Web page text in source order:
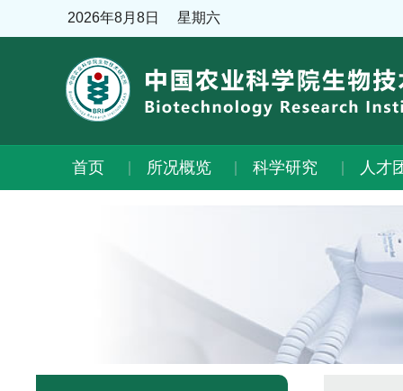
2026年8月8日 星期六
首页 所况概览 科学研究 人才